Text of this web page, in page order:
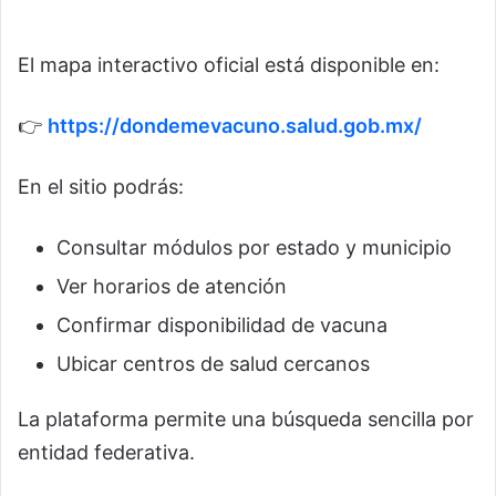
El mapa interactivo oficial está disponible en:
👉 https://dondemevacuno.salud.gob.mx/
En el sitio podrás:
Consultar módulos por estado y municipio
Ver horarios de atención
Confirmar disponibilidad de vacuna
Ubicar centros de salud cercanos
La plataforma permite una búsqueda sencilla por
entidad federativa.